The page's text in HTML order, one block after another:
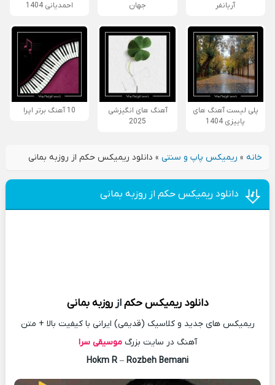
آریانفر
جهان
احمدیانی 1404
پلی لیست آهنگ های
پاییزی 1404
آهنگ های انگیزشی
2025
10 آهنگ برتر اپرا
خانه» ریمیکس پاپ و سنتی» دانلود ریمیکس حکم از روزبه بمانی
دانلود ریمیکس حکم از روزبه بمانی
دانلودریمیکس حکم ازروزبه بمانی
ریمیکس های جدید و کلاسیک (قدیمی) ایرانی با کیفیت بالا + متن
آهنگ در سایت بزرگموسیقی سرا
Hokm R – Rozbeh Bemani